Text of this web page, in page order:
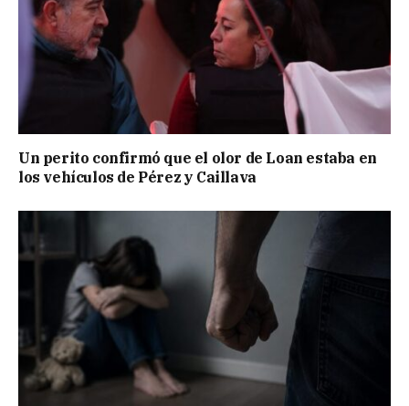
Un perito confirmó que el olor de Loan estaba en
los vehículos de Pérez y Caillava